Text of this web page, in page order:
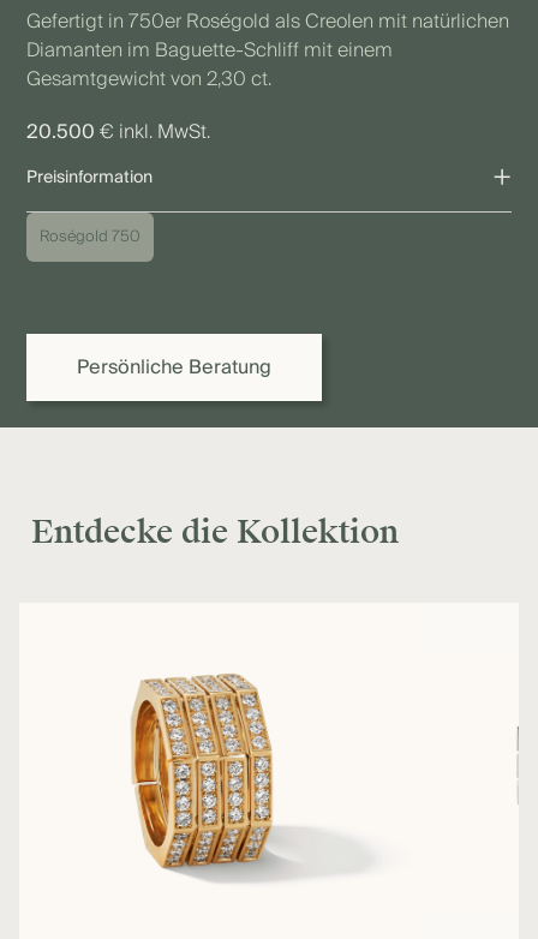
Gefertigt in 750er Roségold als Creolen mit natürlichen
Diamanten im Baguette-Schliff mit einem
Gesamtgewicht von 2,30 ct.
20.500€ inkl. MwSt.
Preisinformation +
Der angegebene Preis bezieht sich auf die gezeigte Ausführung.
Aufgrund individueller Ausführungen sowie Schwankungen bei
Roségold 750
Persönliche Beratung
Entdecke die Kollektion